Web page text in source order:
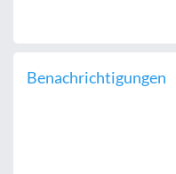
Benachrichtigungen